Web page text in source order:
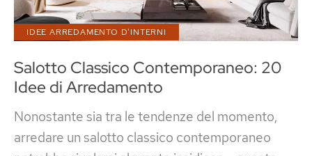
Salotto Classico Contemporaneo: 20
Idee di Arredamento
IDEE ARREDAMENTO D'INTERNI
Nonostante sia tra le tendenze del momento,
arredare un salotto classico contemporaneo